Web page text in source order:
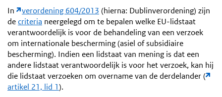
In
verordening 604/2013 (hierna: Dublinverordening) zijn
decriteria neergelegd om te bepalen welke EU-lidstaat
verantwoordelijk is voor de behandeling van een verzoek
om internationale bescherming (asiel of subsidiaire
bescherming). Indien een lidstaat van mening is dat een
andere lidstaat verantwoordelijk is voor het verzoek, kan hij
die lidstaat verzoeken om overname van de derdelander (
artikel 21, lid 1).